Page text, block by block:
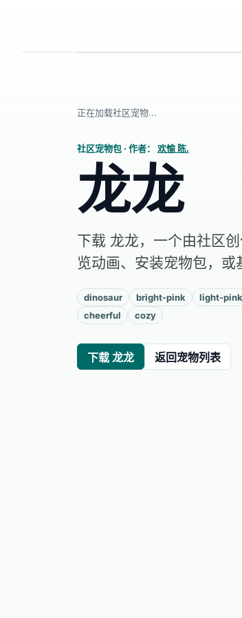
正在加载社区宠物...
社区宠物包 · 作者： 欢愉 陈.
龙龙
下载 龙龙，一个由社区
览动画、安装宠物包，或
dinosaur bright-pink light-
cheerful
cozy
下载 龙龙 返回宠物列表